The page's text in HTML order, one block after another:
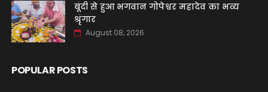
बूंदी से हुआ भगवान गोपेश्वर महादेव का भव्य
श्रृंगार
August 08, 2026
POPULAR POSTS